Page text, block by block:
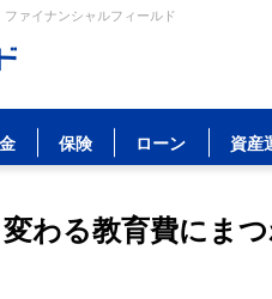
ァイナンシャルフィールド
保険 ローン 資産
わる教育費にま